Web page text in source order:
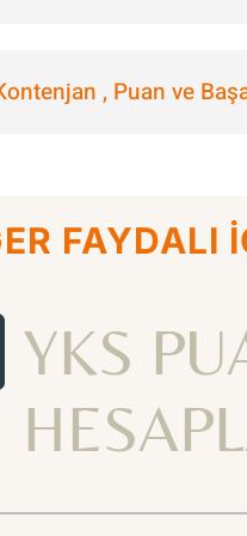
, Puan ve
FAYDALI
YKS